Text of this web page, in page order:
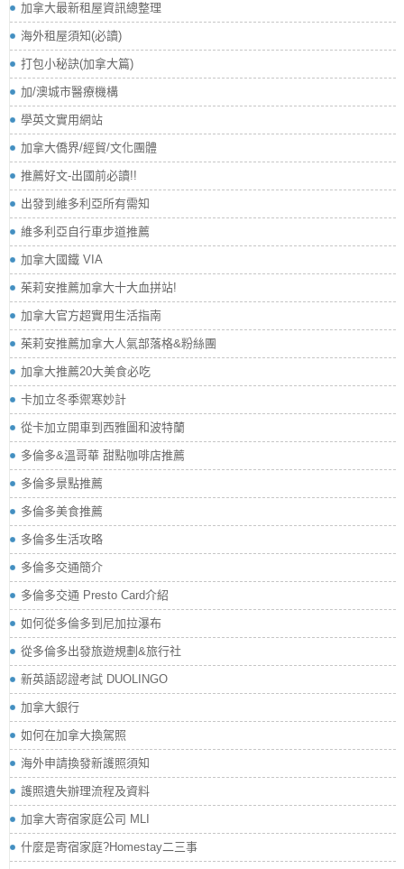
加拿大最新租屋資訊總整理
海外租屋須知(必讀)
打包小秘訣(加拿大篇)
加/澳城市醫療機構
學英文實用網站
加拿大僑界/經貿/文化團體
推薦好文-出國前必讀!!
出發到維多利亞所有需知
維多利亞自行車步道推薦
加拿大國鐵 VIA
茱莉安推薦加拿大十大血拼站!
加拿大官方超實用生活指南
茱莉安推薦加拿大人氣部落格&粉絲團
加拿大推薦20大美食必吃
卡加立冬季禦寒妙計
從卡加立開車到西雅圖和波特蘭
多倫多&溫哥華 甜點咖啡店推薦
多倫多景點推薦
多倫多美食推薦
多倫多生活攻略
多倫多交通簡介
多倫多交通 Presto Card介紹
如何從多倫多到尼加拉瀑布
從多倫多出發旅遊規劃&旅行社
新英語認證考試 DUOLINGO
加拿大銀行
如何在加拿大換駕照
海外申請換發新護照須知
護照遺失辦理流程及資料
加拿大寄宿家庭公司 MLI
什麼是寄宿家庭?Homestay二三事